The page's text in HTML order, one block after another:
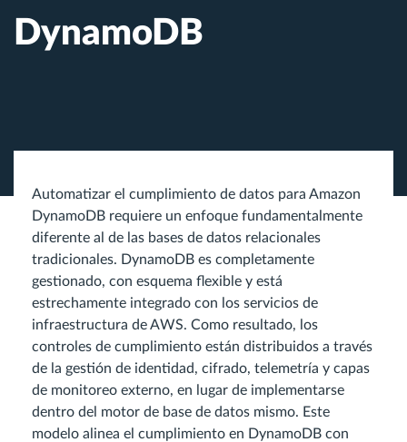
DynamoDB
Automatizar el cumplimiento de datos para Amazon
DynamoDB requiere un enfoque fundamentalmente
diferente al de las bases de datos relacionales
tradicionales. DynamoDB es completamente
gestionado, con esquema flexible y está
estrechamente integrado con los servicios de
infraestructura de AWS. Como resultado, los
controles de cumplimiento están distribuidos a través
de la gestión de identidad, cifrado, telemetría y capas
de monitoreo externo, en lugar de implementarse
dentro del motor de base de datos mismo. Este
modelo alinea el cumplimiento en DynamoDB con